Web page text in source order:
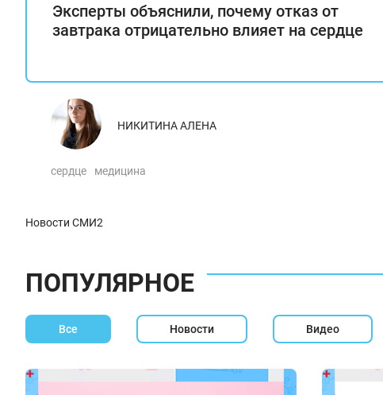
Эксперты объяснили, почему отказ от
завтрака отрицательно влияет на сердце
НИКИТИНА АЛЕНА
сердце медицина
Новости СМИ2
ПОПУЛЯРНОЕ
Все Новости Видео